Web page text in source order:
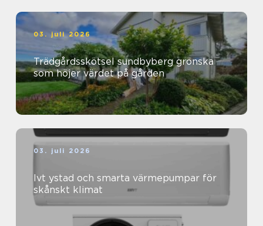
03. juli 2026
Trädgårdsskötsel sundbyberg grönska
som höjer värdet på gården
03. juli 2026
Ivt ystad och smarta värmepumpar för
skånskt klimat